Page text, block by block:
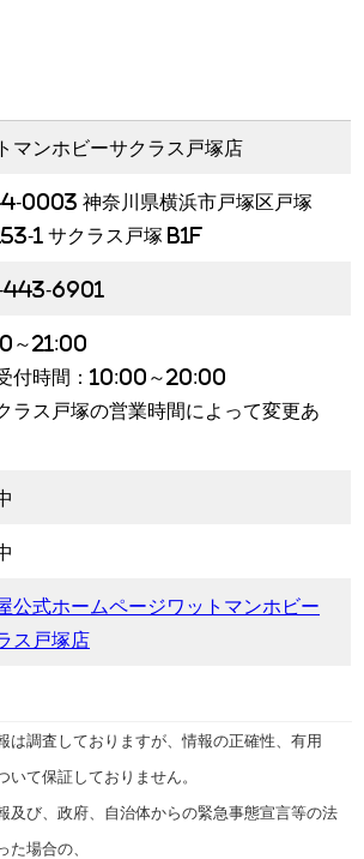
マンホビーサクラス戸塚店
0003 神奈川県横浜市戸塚区戸塚
1 サクラス戸塚 B1F
6901
～21:00
付時間：10:00～20:00
ラス戸塚の営業時間によって変更あ
公式ホームページワットマンホビー
ス戸塚店
は調査しておりますが、情報の正確性、有用
いて保証しておりません。
及び、政府、自治体からの緊急事態宣言等の法
た場合の、